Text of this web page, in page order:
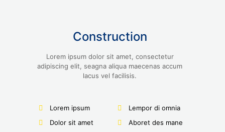
Construction
Lorem ipsum dolor sit amet, consectetur
adipiscing elit, seagna aliqua maecenas accum
lacus vel facilisis.
Lorem ipsum
Dolor sit amet
Lempor di omnia
Aboret des mane